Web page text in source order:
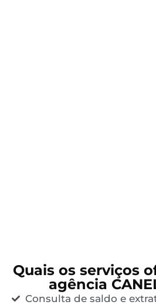
Quais os serviços
agência
Consulta de saldo e